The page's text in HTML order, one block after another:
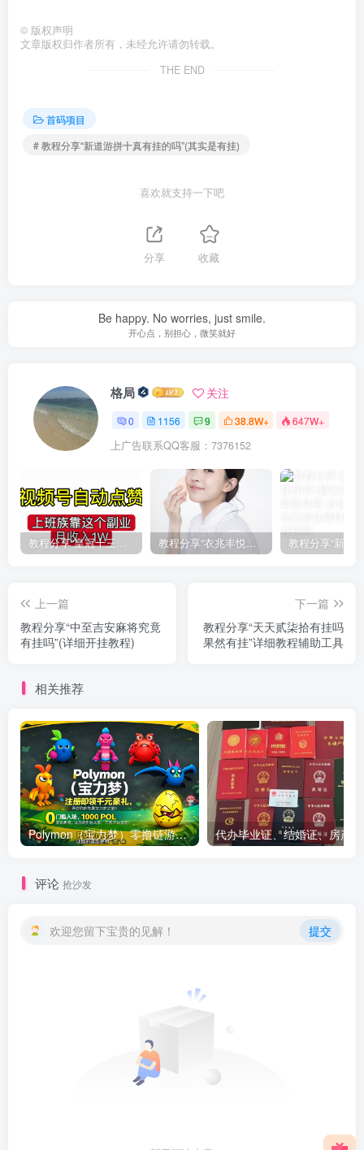
© 版权声明
文章版权归作者所有，未经允许请勿转载。
THE END
首码项目
# 教程分享“新道游拼十真有挂的吗”(其实是有挂)
喜欢就支持一下吧
分享 收藏
Be happy. No worries, just smile.
开心点，别担心，微笑就好
格局 关注
0 1156 9 38.8W+ 647W+
上广告联系QQ客服：7376152
教程分享“皇冠十三水有挂吗果然有挂”(确实真的有挂) 教程分享“衣兆丰悦有挂的吗”(确实真的有挂)
上一篇
教程分享“中至吉安麻将究竟
有挂吗”(详细开挂教程)
下一篇
教程分享“天天贰柒拾有挂吗
果然有挂”详细教程辅助工具
相关推荐
Polymon（宝力梦）零撸链游天花板，稳定收益，轻松变现，今日全球首发！
评论 抢沙发
欢迎您留下宝贵的见解！ 提交